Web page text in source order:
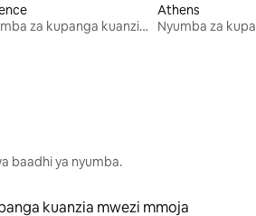
Nyumba za kupanga kuanzia mwezi mmoja
Athens
baadhi ya nyumba.
kuanzia mwezi mmoja